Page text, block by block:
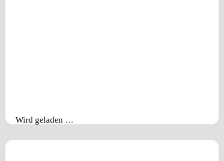
Wird geladen …